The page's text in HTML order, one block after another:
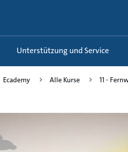
Unterstützung und Service
Ecademy Alle Kurse 11 -